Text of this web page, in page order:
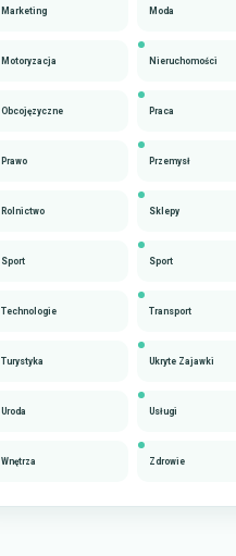
Marketing Moda
Motoryzacja Nieruchomości
Obcojęzyczne Praca
Prawo Przemysł
Rolnictwo Sklepy
Sport Sport
Technologie Transport
Turystyka Ukryte Zajawki
Uroda Usługi
Wnętrza Zdrowie